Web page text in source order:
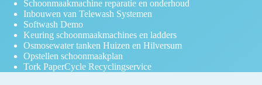
Schoonmaakmachine reparatie en onderhoud
Inbouwen van Telewash Systemen
Softwash Demo
Keuring schoonmaakmachines en ladders
Osmosewater tanken Huizen en Hilversum
Opstellen schoonmaakplan
Tork PaperCycle Recyclingservice